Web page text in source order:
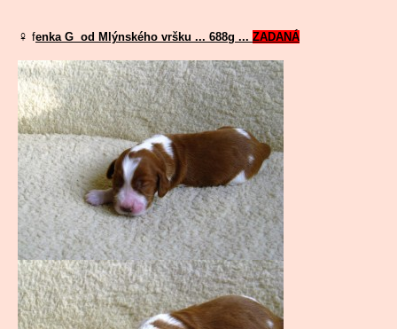
♀ fenka G od Mlýnského vršku ... 688g ... ZADANÁ